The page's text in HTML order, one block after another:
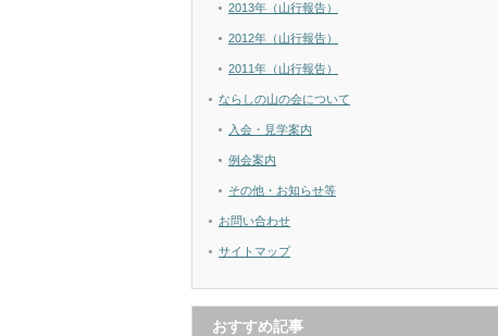
2013年（山行報告）
2012年（山行報告）
2011年（山行報告）
ならしの山の会について
入会・見学案内
例会案内
その他・お知らせ等
お問い合わせ
サイトマップ
おすすめ記事